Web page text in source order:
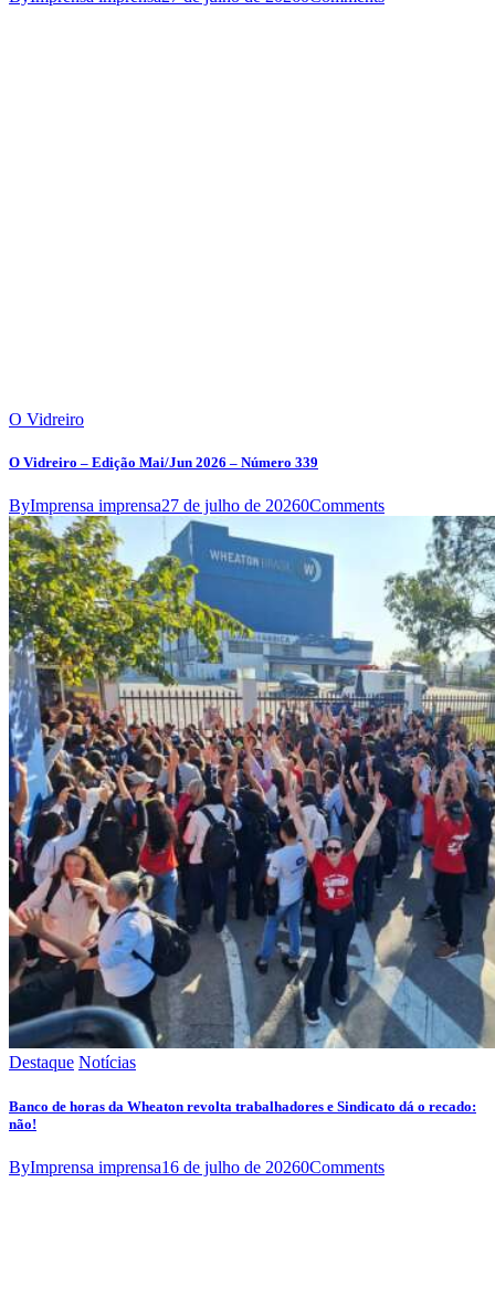
O Vidreiro
O Vidreiro – Edição Mai/Jun 2026 – Número 339
ByImprensa imprensa27 de julho de 20260Comments
Destaque Notícias
Banco de horas da Wheaton revolta trabalhadores e Sindicato dá o recado:
não!
ByImprensa imprensa16 de julho de 20260Comments